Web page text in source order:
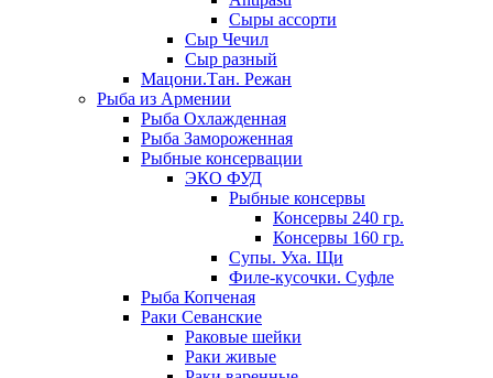
Сыры ассорти
Сыр Чечил
Сыр разный
Мацони.Тан. Режан
Рыба из Армении
Рыба Охлажденная
Рыба Замороженная
Рыбные консервации
ЭКО ФУД
Рыбные консервы
Консервы 240 гр.
Консервы 160 гр.
Супы. Уха. Щи
Филе-кусочки. Суфле
Рыба Копченая
Раки Севанские
Раковые шейки
Раки живые